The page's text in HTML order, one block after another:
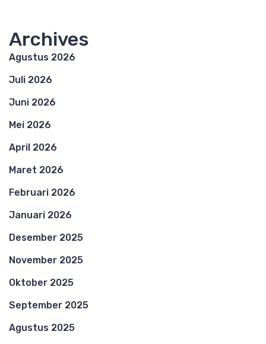
Archives
Agustus 2026
Juli 2026
Juni 2026
Mei 2026
April 2026
Maret 2026
Februari 2026
Januari 2026
Desember 2025
November 2025
Oktober 2025
September 2025
Agustus 2025